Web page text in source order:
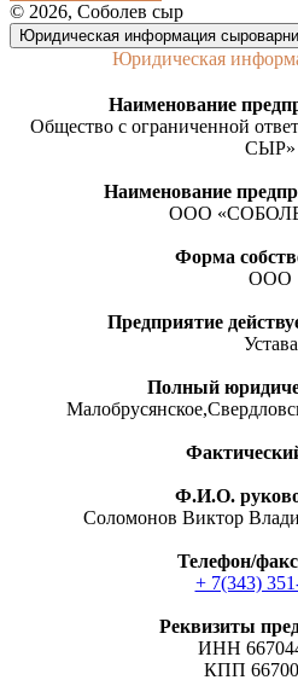
© 2026, Соболев сыр
Юридическая информация сыроварни
Юридическая
Наименование
Общество с ограниченной
СЫР»
Наименование
ООО
Форма
ООО
Предприятие
Устава
Полный
Ф.И.О.
Соломонов Виктор
Телефон/
+ 7(343)
Реквизиты
ИНН
КПП